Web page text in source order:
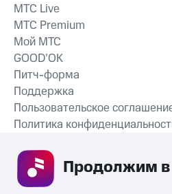
СКАЧАТЬ
MTС Live
MTС Premium
Мой МТС
GOOD’OK
Питч-форма
Поддержка
Пользовательское
Политика